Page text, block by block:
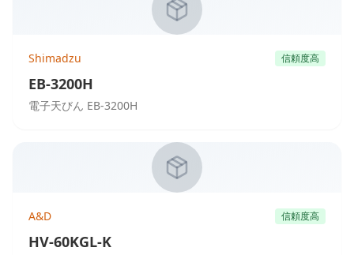
Shimadzu 信頼度高
EB-3200H
電子天びん EB-3200H
A&D 信頼度高
HV-60KGL-K